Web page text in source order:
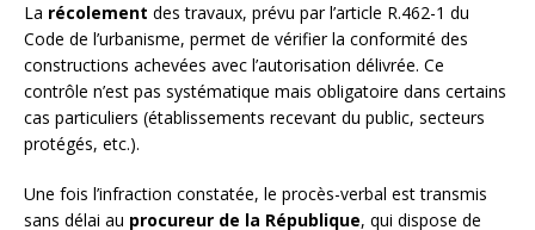
La récolement des travaux, prévu par l’article R.462-1 du
Code de l’urbanisme, permet de vérifier la conformité des
constructions achevées avec l’autorisation délivrée. Ce
contrôle n’est pas systématique mais obligatoire dans certains
cas particuliers (établissements recevant du public, secteurs
protégés, etc.).
Une fois l’infraction constatée, le procès-verbal est transmis
sans délai au procureur de la République, qui dispose de